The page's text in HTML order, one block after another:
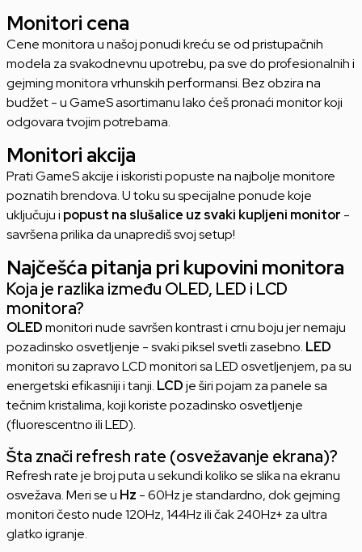
Monitori cena
Cene monitora u našoj ponudi kreću se od pristupačnih
modela za svakodnevnu upotrebu, pa sve do profesionalnih i
gejming monitora vrhunskih performansi. Bez obzira na
budžet - u GameS asortimanu lako ćeš pronaći monitor koji
odgovara tvojim potrebama.
Monitori akcija
Prati GameS akcije i iskoristi popuste na najbolje monitore
poznatih brendova. U toku su specijalne ponude koje
uključuju i popust na slušalice uz svaki kupljeni monitor -
savršena prilika da unaprediš svoj setup!
Najčešća pitanja pri kupovini monitora
Koja je razlika između OLED, LED i LCD
monitora?
OLEDmonitori nude savršen kontrast i crnu boju jer nemaju
pozadinsko osvetljenje - svaki piksel svetli zasebno. LED
monitori su zapravo LCD monitori sa LED osvetljenjem, pa su
energetski efikasniji i tanji. LCDje širi pojam za panele sa
tečnim kristalima, koji koriste pozadinsko osvetljenje
(fluorescentno ili LED).
Šta znači refresh rate (osvežavanje ekrana)?
Refresh rate je broj puta u sekundi koliko se slika na ekranu
osvežava. Meri se u Hz - 60Hz je standardno, dok gejming
monitori često nude 120Hz, 144Hz ili čak 240Hz+ za ultra
glatko igranje.